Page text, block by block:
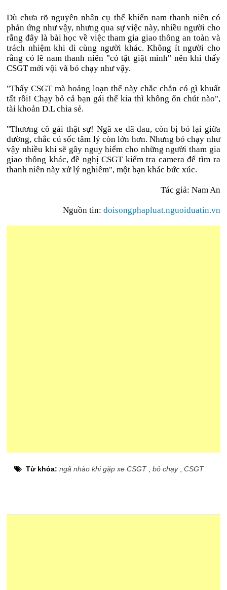
Dù chưa rõ nguyên nhân cụ thể khiến nam thanh niên có
phản ứng như vậy, nhưng qua sự việc này, nhiều người cho
rằng đây là bài học về việc tham gia giao thông an toàn và
trách nhiệm khi đi cùng người khác. Không ít người cho
rằng có lẽ nam thanh niên "có tật giật mình" nên khi thấy
CSGT mới vội vã bỏ chạy như vậy.
"Thấy CSGT mà hoảng loạn thế này chắc chắn có gì khuất
tất rồi! Chạy bỏ cả bạn gái thế kia thì không ổn chút nào",
tài khoản D.L chia sẻ.
"Thương cô gái thật sự! Ngã xe đã đau, còn bị bỏ lại giữa
đường, chắc cú sốc tâm lý còn lớn hơn. Nhưng bỏ chạy như
vậy nhiều khi sẽ gây nguy hiểm cho những người tham gia
giao thông khác, đề nghị CSGT kiểm tra camera để tìm ra
thanh niên này xử lý nghiêm", một bạn khác bức xúc.
Tác giả: Nam An
Nguồn tin: doisongphapluat.nguoiduatin.vn
Từ khóa:ngã nhào khi gặp xe CSGT,bỏ chạy,CSGT